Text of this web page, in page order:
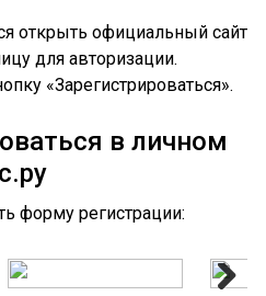
открыть официальный сайт
для авторизации.
«Зарегистрироваться».
в личном
форму регистрации: